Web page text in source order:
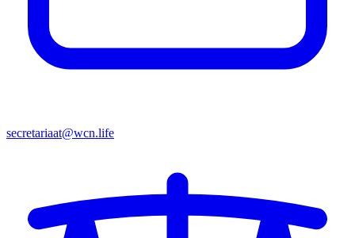
secretariaat@wcn.life